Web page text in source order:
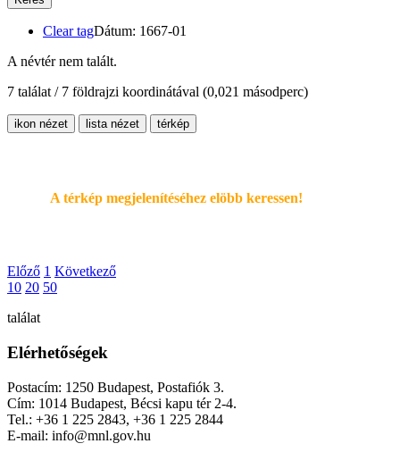
Clear tagDátum: 1667-01
A névtér nem talált.
7 találat / 7 földrajzi koordinátával (0,021 másodperc)
ikon nézet lista nézet térkép
A térkép megjelenítéséhez elöbb keressen!
Előző 1 Következő
10 20 50
találat
Elérhetőségek
Postacím: 1250 Budapest, Postafiók 3.
Cím: 1014 Budapest, Bécsi kapu tér 2-4.
Tel.: +36 1 225 2843, +36 1 225 2844
E-mail: info@mnl.gov.hu